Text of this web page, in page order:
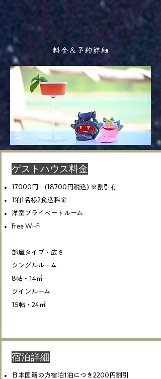
​料金＆予約詳細
​ゲストハウス料金
17000円
​ (18700円税込) ※割引有
1泊1名様2食込料金
洋室プライベートルーム
Free Wi-Fi
​部屋タイプ・広さ
シングルルーム
8帖・14㎡
ツインルーム
15帖・24㎡
​宿泊詳細
日本国籍の方宿泊1泊につき2200円割引